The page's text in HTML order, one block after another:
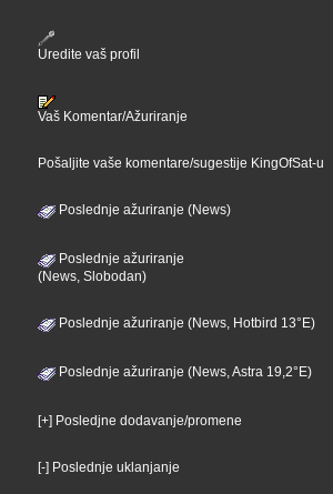
Uredite vaš profil
Vaš Komentar/Ažuriranje
Pošaljite vaše komentare/sugestije KingOfSat-u
Poslednje ažuriranje (News)
Poslednje ažuriranje
(News, Slobodan)
Poslednje ažuriranje (News, Hotbird 13°E)
Poslednje ažuriranje (News, Astra 19,2°E)
[+] Posledjne dodavanje/promene
[-] Poslednje uklanjanje